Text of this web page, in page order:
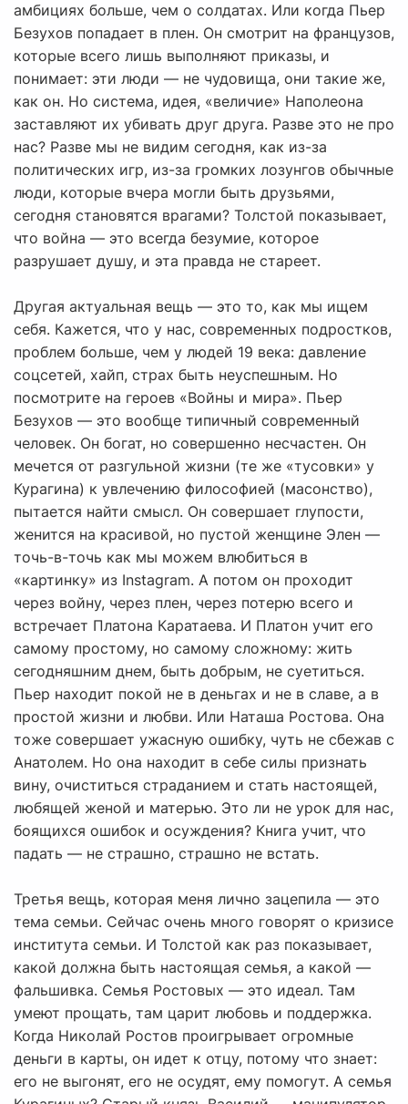
амбициях больше, чем о солдатах. Или когда Пьер
Безухов попадает в плен. Он смотрит на французов,
которые всего лишь выполняют приказы, и
понимает: эти люди — не чудовища, они такие же,
как он. Но система, идея, «величие» Наполеона
заставляют их убивать друг друга. Разве это не про
нас? Разве мы не видим сегодня, как из-за
политических игр, из-за громких лозунгов обычные
люди, которые вчера могли быть друзьями,
сегодня становятся врагами? Толстой показывает,
что война — это всегда безумие, которое
разрушает душу, и эта правда не стареет.
Другая актуальная вещь — это то, как мы ищем
себя. Кажется, что у нас, современных подростков,
проблем больше, чем у людей 19 века: давление
соцсетей, хайп, страх быть неуспешным. Но
посмотрите на героев «Войны и мира». Пьер
Безухов — это вообще типичный современный
человек. Он богат, но совершенно несчастен. Он
мечется от разгульной жизни (те же «тусовки» у
Курагина) к увлечению философией (масонство),
пытается найти смысл. Он совершает глупости,
женится на красивой, но пустой женщине Элен —
точь-в-точь как мы можем влюбиться в
«картинку» из Instagram. А потом он проходит
через войну, через плен, через потерю всего и
встречает Платона Каратаева. И Платон учит его
самому простому, но самому сложному: жить
сегодняшним днем, быть добрым, не суетиться.
Пьер находит покой не в деньгах и не в славе, а в
простой жизни и любви. Или Наташа Ростова. Она
тоже совершает ужасную ошибку, чуть не сбежав с
Анатолем. Но она находит в себе силы признать
вину, очиститься страданием и стать настоящей,
любящей женой и матерью. Это ли не урок для нас,
боящихся ошибок и осуждения? Книга учит, что
падать — не страшно, страшно не встать.
Третья вещь, которая меня лично зацепила — это
тема семьи. Сейчас очень много говорят о кризисе
института семьи. И Толстой как раз показывает,
какой должна быть настоящая семья, а какой —
фальшивка. Семья Ростовых — это идеал. Там
умеют прощать, там царит любовь и поддержка.
Когда Николай Ростов проигрывает огромные
деньги в карты, он идет к отцу, потому что знает:
его не выгонят, его не осудят, ему помогут. А семья